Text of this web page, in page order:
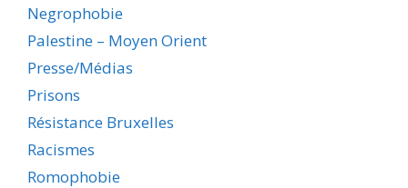
Negrophobie
Palestine – Moyen Orient
Presse/Médias
Prisons
Résistance Bruxelles
Racismes
Romophobie